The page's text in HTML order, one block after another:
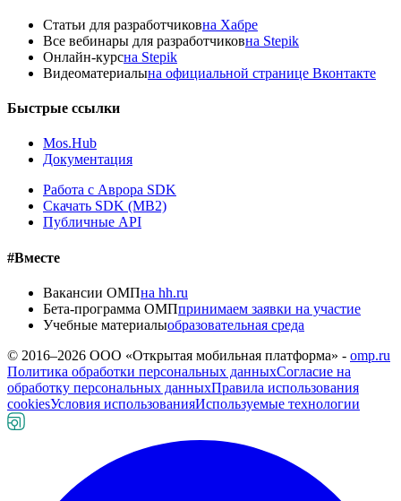
Статьи для разработчиковна Хабре
Все вебинары для разработчиковна Stepik
Онлайн-курсна Stepik
Видеоматериалына официальной странице Вконтакте
Быстрые ссылки
Mos.Hub
Документация
Работа с Аврора SDK
Скачать SDK (MB2)
Публичные API
#Вместе
Вакансии ОМПна hh.ru
Бета-программа ОМПпринимаем заявки на участие
Учебные материалыобразовательная среда
© 2016–2026 ООО «Открытая мобильная платформа» - omp.ru
Политика обработки персональных данныхСогласие на
обработку персональных данныхПравила использования
cookiesУсловия использованияИспользуемые технологии